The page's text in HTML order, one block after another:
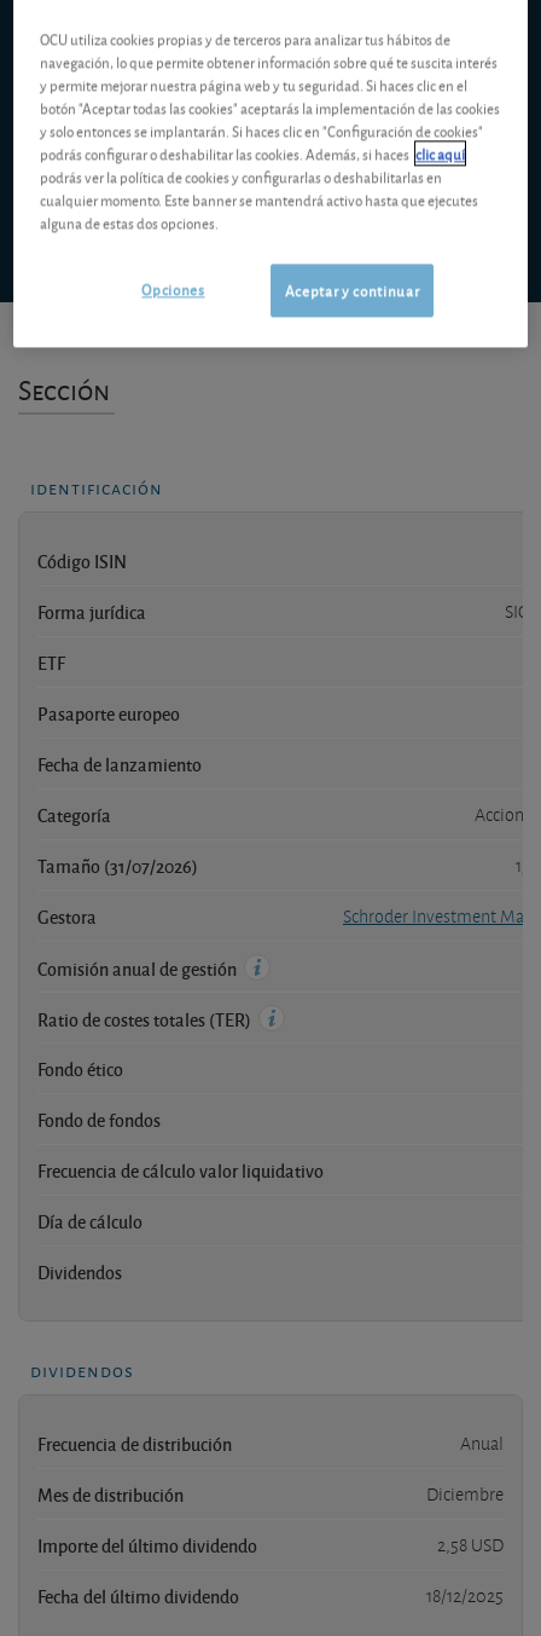
ene. '26
oct. '25 abr. '26
400,00 USD
Sección
identificación
Código ISIN
Forma jurídica
ETF
Pasaporte europeo
Fecha de lanzamiento
Categoría
Tamaño (31/07/2026)
Gestora Schroder Investment
Comisión anual de gestión
Ratio de costes totales (TER)
Fondo ético
Fondo de fondos
Frecuencia de cálculo valor liquidativo
Día de cálculo
Dividendos
dividendos
Frecuencia de distribución Anual
Mes de distribución Diciembre
Importe del último dividendo 2,58 USD
Fecha del último dividendo 18/12/2025
OCU utiliza cookies propias y de terceros para analizar tus hábitos de
navegación, lo que permite obtener información sobre qué te suscita interés
y permite mejorar nuestra página web y tu seguridad. Si haces clic en el
botón "Aceptar todas las cookies" aceptarás la implementación de las cookies
y solo entonces se implantarán. Si haces clic en "Configuración de cookies"
podrás configurar o deshabilitar las cookies. Además, si haces clic aquí
podrás ver la política de cookies y configurarlas o deshabilitarlas en
cualquier momento. Este banner se mantendrá activo hasta que ejecutes
alguna de estas dos opciones.
Aceptar y continuar
Opciones